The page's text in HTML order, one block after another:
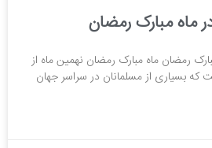
ماه مبارک رمضان
رمضان ماه مبارک رمضان نهمین ماه از
که بسیاری از مسلمانان در سراسر جهان